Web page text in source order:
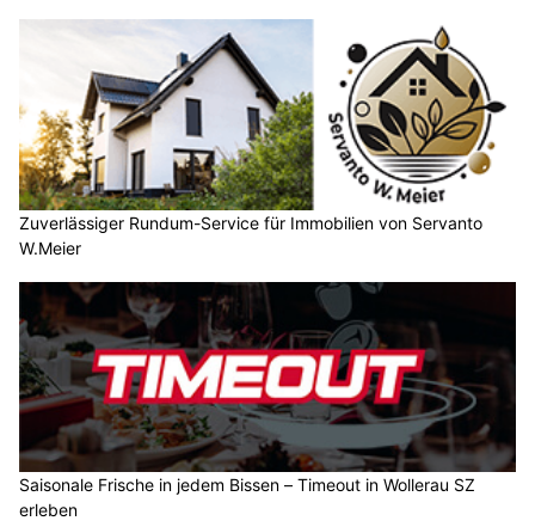
Zuverlässiger Rundum-Service für Immobilien von Servanto
W.Meier
Saisonale Frische in jedem Bissen – Timeout in Wollerau SZ
erleben